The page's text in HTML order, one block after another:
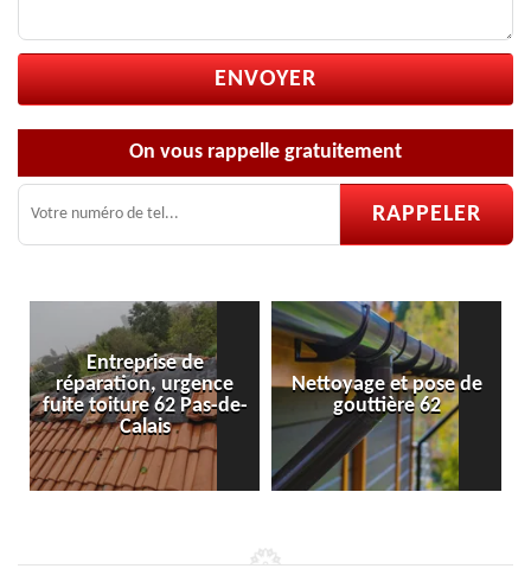
On vous rappelle gratuitement
Entreprise de
réparation, urgence
fuite toiture 62 Pas-de-
Calais
Nettoyage et pose de
gouttière 62